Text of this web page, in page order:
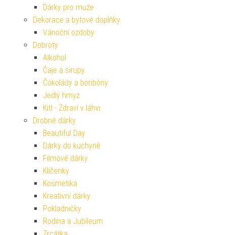
Dárky pro muže
Dekorace a bytové doplňky
Vánoční ozdoby
Dobroty
Alkohol
Čaje a sirupy
Čokolády a bonbóny
Jedlý hmyz
Kitl - Zdraví v láhvi
Drobné dárky
Beautiful Day
Dárky do kuchyně
Filmové dárky
Klíčenky
Kosmetika
Kreativní dárky
Pokladničky
Rodina a Jubileum